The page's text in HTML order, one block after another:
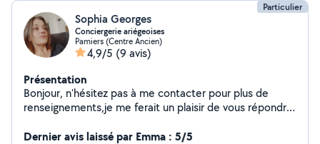
Particulier
Sophia Georges
Conciergerie ariégeoises
Pamiers (Centre Ancien)
4,9/5 (9 avis)
Présentation
Bonjour, n'hésitez pas à me contacter pour plus de
renseignements,je me ferait un plaisir de vous répondre,
Pamiers. Paiement en CESU.
Dernier avis laissé par Emma : 5/5